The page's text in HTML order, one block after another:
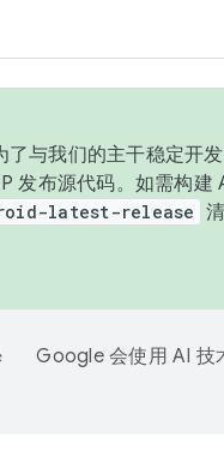
了与我们的主干稳定开
发布源代码。如需构建
latest-release
Google 会使用 AI 技